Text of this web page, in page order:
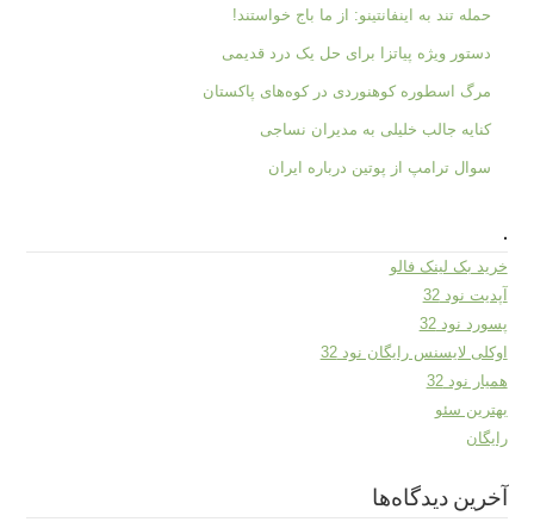
حمله تند به اینفانتینو: از ما باج خواستند!
دستور ویژه پیاتزا برای حل یک درد قدیمی
مرگ اسطوره کوهنوردی در کوه‌های پاکستان
کنایه جالب خلیلی به مدیران نساجی
سوال ترامپ از پوتین درباره ایران
.
خرید بک لینک فالو
آپدیت نود 32
پسورد نود 32
اوکلی لایسنس رایگان نود 32
همیار نود 32
بهترین سئو
رایگان
آخرین دیدگاه‌ها